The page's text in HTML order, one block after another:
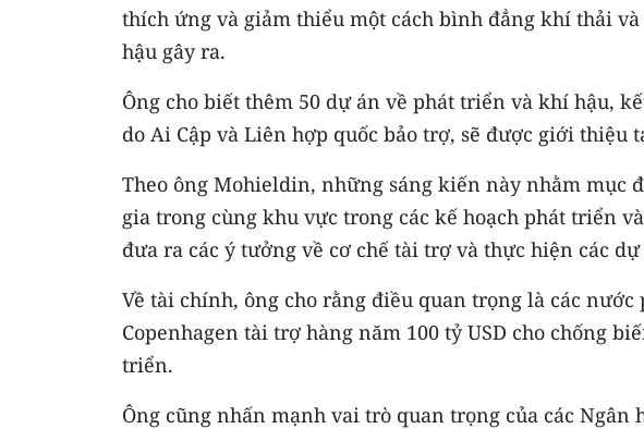
thích ứng và giảm thiểu một cách bình đẳng khí thải
hậu gây ra.
Ông cho biết thêm 50 dự án về phát triển và khí hậu,
do Ai Cập và Liên hợp quốc bảo trợ, sẽ được giới thiệu
Theo ông Mohieldin, những sáng kiến này nhằm mục
gia trong cùng khu vực trong các kế hoạch phát triển
đưa ra các ý tưởng về cơ chế tài trợ và thực hiện các dự
Về tài chính, ông cho rằng điều quan trọng là các
Copenhagen tài trợ hàng năm 100 tỷ USD cho chống
triển.
Ông cũng nhấn mạnh vai trò quan trọng của các Ngân